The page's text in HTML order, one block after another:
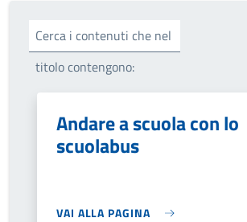
Cerca i contenuti che nel
titolo contengono:
Andare a scuola con lo
scuolabus
VAI ALLA PAGINA